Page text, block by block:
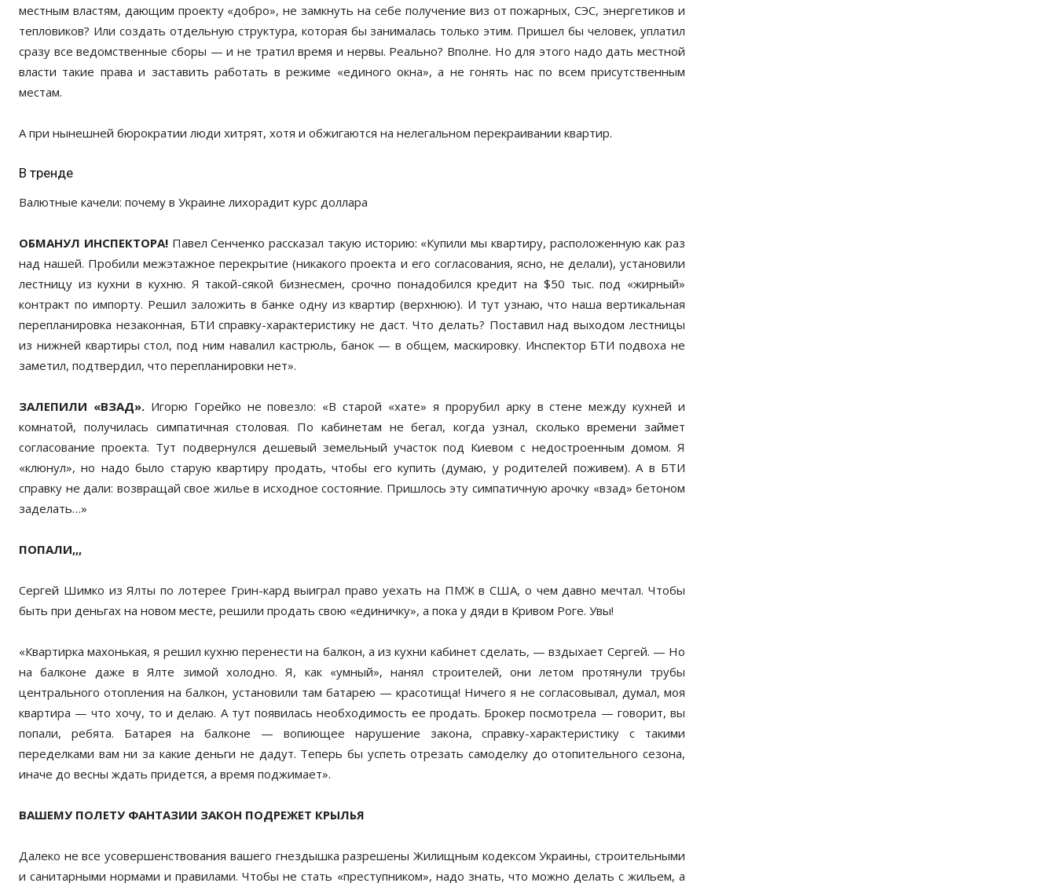
местным властям, дающим проекту «добро», не замкнуть на себе получение виз от пожарных, СЭС, энергетиков и
тепловиков? Или создать отдельную структура, которая бы занималась только этим. Пришел бы человек, уплатил
сразу все ведомственные сборы — и не тратил время и нервы. Реально? Вполне. Но для этого надо дать местной
власти такие права и заставить работать в режиме «единого окна», а не гонять нас по всем присутственным
местам.
А при нынешней бюрократии люди хитрят, хотя и обжигаются на нелегальном перекраивании квартир.
В тренде
Валютные качели: почему в Украине лихорадит курс доллара
ОБМАНУЛ ИНСПЕКТОРА!Павел Сенченко рассказал такую историю: «Купили мы квартиру, расположенную как раз
над нашей. Пробили межэтажное перекрытие (никакого проекта и его согласования, ясно, не делали), установили
лестницу из кухни в кухню. Я такой-сякой бизнесмен, срочно понадобился кредит на $50 тыс. под «жирный»
контракт по импорту. Решил заложить в банке одну из квартир (верхнюю). И тут узнаю, что наша вертикальная
перепланировка незаконная, БТИ справку-характеристику не даст. Что делать? Поставил над выходом лестницы
из нижней квартиры стол, под ним навалил кастрюль, банок — в общем, маскировку. Инспектор БТИ подвоха не
заметил, подтвердил, что перепланировки нет».
ЗАЛЕПИЛИ «ВЗАД».Игорю Горейко не повезло: «В старой «хате» я прорубил арку в стене между кухней и
комнатой, получилась симпатичная столовая. По кабинетам не бегал, когда узнал, сколько времени займет
согласование проекта. Тут подвернулся дешевый земельный участок под Киевом с недостроенным домом. Я
«клюнул», но надо было старую квартиру продать, чтобы его купить (думаю, у родителей поживем). А в БТИ
справку не дали: возвращай свое жилье в исходное состояние. Пришлось эту симпатичную арочку «взад» бетоном
заделать…»
ПОПАЛИ,,,
Сергей Шимко из Ялты по лотерее Грин-кард выиграл право уехать на ПМЖ в США, о чем давно мечтал. Чтобы
быть при деньгах на новом месте, решили продать свою «единичку», а пока у дяди в Кривом Роге. Увы!
«Квартирка махонькая, я решил кухню перенести на балкон, а из кухни кабинет сделать, — вздыхает Сергей. — Но
на балконе даже в Ялте зимой холодно. Я, как «умный», нанял строителей, они летом протянули трубы
центрального отопления на балкон, установили там батарею — красотища! Ничего я не согласовывал, думал, моя
квартира — что хочу, то и делаю. А тут появилась необходимость ее продать. Брокер посмотрела — говорит, вы
попали, ребята. Батарея на балконе — вопиющее нарушение закона, справку-характеристику с такими
переделками вам ни за какие деньги не дадут. Теперь бы успеть отрезать самоделку до отопительного сезона,
иначе до весны ждать придется, а время поджимает».
ВАШЕМУ ПОЛЕТУ ФАНТАЗИИ ЗАКОН ПОДРЕЖЕТ КРЫЛЬЯ
Далеко не все усовершенствования вашего гнездышка разрешены Жилищным кодексом Украины, строительными
и санитарными нормами и правилами. Чтобы не стать «преступником», надо знать, что можно делать с жильем, а